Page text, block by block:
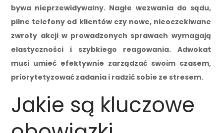
bywa nieprzewidywalny. Nagłe wezwania do sądu,
pilne telefony od klientów czy nowe, nieoczekiwane
zwroty akcji w prowadzonych sprawach wymagają
elastyczności i szybkiego reagowania. Adwokat
musi umieć efektywnie zarządzać swoim czasem,
priorytetyzować zadania i radzić sobie ze stresem.
Jakie są kluczowe